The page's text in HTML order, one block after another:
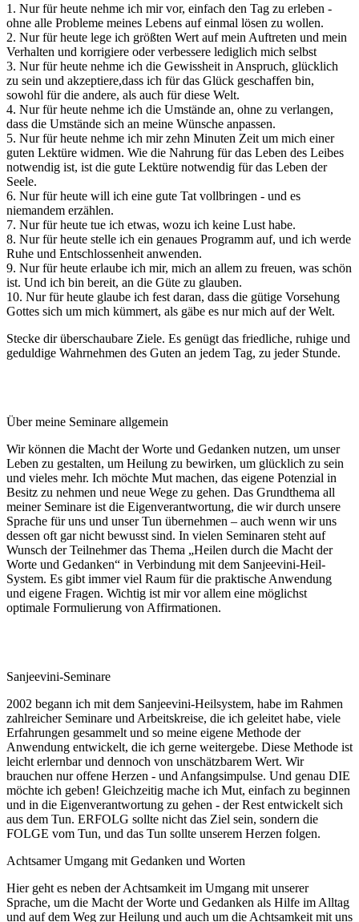
1. Nur für heute nehme ich mir vor, einfach den Tag zu erleben -
ohne alle Probleme meines Lebens auf einmal lösen zu wollen.
2. Nur für heute lege ich größten Wert auf mein Auftreten und mein
Verhalten und korrigiere oder verbessere lediglich mich selbst
3. Nur für heute nehme ich die Gewissheit in Anspruch, glücklich
zu sein und akzeptiere,dass ich für das Glück geschaffen bin,
sowohl für die andere, als auch für diese Welt.
4. Nur für heute nehme ich die Umstände an, ohne zu verlangen,
dass die Umstände sich an meine Wünsche anpassen.
5. Nur für heute nehme ich mir zehn Minuten Zeit um mich einer
guten Lektüre widmen. Wie die Nahrung für das Leben des Leibes
notwendig ist, ist die gute Lektüre notwendig für das Leben der
Seele.
6. Nur für heute will ich eine gute Tat vollbringen - und es
niemandem erzählen.
7. Nur für heute tue ich etwas, wozu ich keine Lust habe.
8. Nur für heute stelle ich ein genaues Programm auf, und ich werde
Ruhe und Entschlossenheit anwenden.
9. Nur für heute erlaube ich mir, mich an allem zu freuen, was schön
ist. Und ich bin bereit, an die Güte zu glauben.
10. Nur für heute glaube ich fest daran, dass die gütige Vorsehung
Gottes sich um mich kümmert, als gäbe es nur mich auf der Welt.
Stecke dir überschaubare Ziele. Es genügt das friedliche, ruhige und
geduldige Wahrnehmen des Guten an jedem Tag, zu jeder Stunde.
Über meine Seminare allgemein
Wir können die Macht der Worte und Gedanken nutzen, um unser
Leben zu gestalten, um Heilung zu bewirken, um glücklich zu sein
und vieles mehr. Ich möchte Mut machen, das eigene Potenzial in
Besitz zu nehmen und neue Wege zu gehen. Das Grundthema all
meiner Seminare ist die Eigenverantwortung, die wir durch unsere
Sprache für uns und unser Tun übernehmen – auch wenn wir uns
dessen oft gar nicht bewusst sind. In vielen Seminaren steht auf
Wunsch der Teilnehmer das Thema „Heilen durch die Macht der
Worte und Gedanken“ in Verbindung mit dem Sanjeevini-Heil-
System. Es gibt immer viel Raum für die praktische Anwendung
und eigene Fragen. Wichtig ist mir vor allem eine möglichst
optimale Formulierung von Affirmationen.
Sanjeevini-Seminare
2002 begann ich mit dem Sanjeevini-Heilsystem, habe im Rahmen
zahlreicher Seminare und Arbeitskreise, die ich geleitet habe, viele
Erfahrungen gesammelt und so meine eigene Methode der
Anwendung entwickelt, die ich gerne weitergebe. Diese Methode ist
leicht erlernbar und dennoch von unschätzbarem Wert. Wir
brauchen nur offene Herzen - und Anfangsimpulse. Und genau DIE
möchte ich geben! Gleichzeitig mache ich Mut, einfach zu beginnen
und in die Eigenverantwortung zu gehen - der Rest entwickelt sich
aus dem Tun. ERFOLG sollte nicht das Ziel sein, sondern die
FOLGE vom Tun, und das Tun sollte unserem Herzen folgen.
Achtsamer Umgang mit Gedanken und Worten
Hier geht es neben der Achtsamkeit im Umgang mit unserer
Sprache, um die Macht der Worte und Gedanken als Hilfe im Alltag
und auf dem Weg zur Heilung und auch um die Achtsamkeit mit uns